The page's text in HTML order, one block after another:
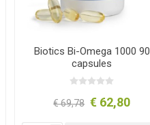
Biotics Bi-Omega 1000 90
capsules
€ 69,78 € 62,80